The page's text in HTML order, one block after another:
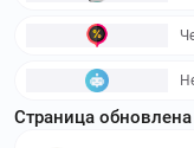
Страница обновлена